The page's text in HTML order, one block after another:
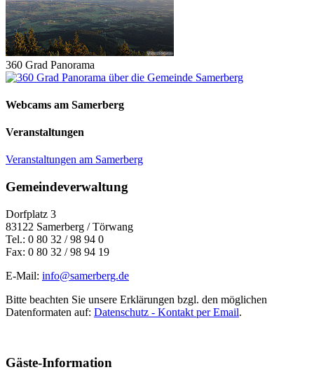
360 Grad Panorama
Webcams am Samerberg
Veranstaltungen
Veranstaltungen am Samerberg
Gemeindeverwaltung
Dorfplatz 3
83122 Samerberg / Törwang
Tel.: 0 80 32 / 98 94 0
Fax: 0 80 32 / 98 94 19
E-Mail: info@samerberg.de
Bitte beachten Sie unsere Erklärungen bzgl. den möglichen
Datenformaten auf: Datenschutz - Kontakt per Email.
Gäste-Information